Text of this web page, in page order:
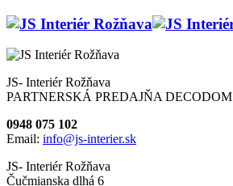
JS- Interiér Rožňava
PARTNERSKÁ PREDAJŇA DECODOM
0948 075 102
Email: info@js-interier.sk
JS- Interiér Rožňava
Čučmianska dlhá 6